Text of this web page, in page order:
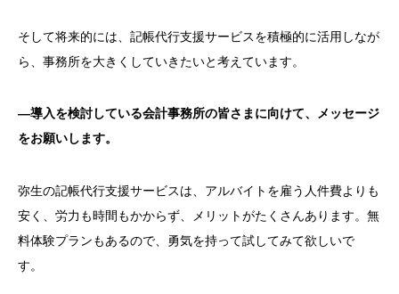
そして将来的には、記帳代行支援サービスを積極的に活用しなが
ら、事務所を大きくしていきたいと考えています。
―導入を検討している会計事務所の皆さまに向けて、メッセージ
をお願いします。
弥生の記帳代行支援サービスは、アルバイトを雇う人件費よりも
安く、労力も時間もかからず、メリットがたくさんあります。無
料体験プランもあるので、勇気を持って試してみて欲しいで
す。